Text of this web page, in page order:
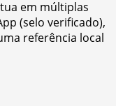
em múltiplas
(selo verificado),
referência local